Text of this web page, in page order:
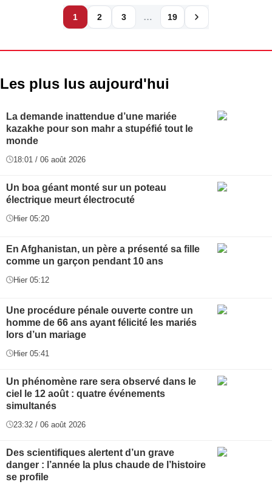
1 2 3 … 19
Les plus lus aujourd'hui
La demande inattendue d’une mariée
kazakhe pour son mahr a stupéfié tout le
monde
18:01 / 06 août 2026
Un boa géant monté sur un poteau
électrique meurt électrocuté
Hier 05:20
En Afghanistan, un père a présenté sa fille
comme un garçon pendant 10 ans
Hier 05:12
Une procédure pénale ouverte contre un
homme de 66 ans ayant félicité les mariés
lors d’un mariage
Hier 05:41
Un phénomène rare sera observé dans le
ciel le 12 août : quatre événements
simultanés
23:32 / 06 août 2026
Des scientifiques alertent d’un grave
danger : l’année la plus chaude de l’histoire
se profile